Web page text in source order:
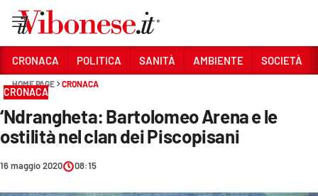
Sezioni
CRONACA
POLITICA
SANITÀ
CRONACA POLITICA SANITÀ AMBIENTE SOCIETÀ
HOME PAGE CRONACA
CRONACA
‘Ndrangheta: Bartolomeo Arena e le
ostilità nel clan dei Piscopisani
16 maggio 2020 08:15